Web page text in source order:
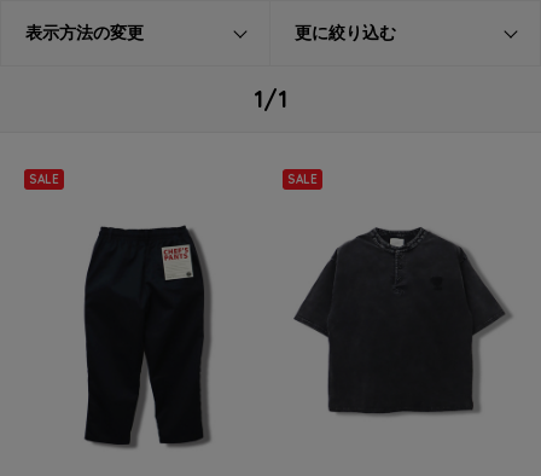
表示方法の変更 更に絞り込む
1/1
SALE SALE